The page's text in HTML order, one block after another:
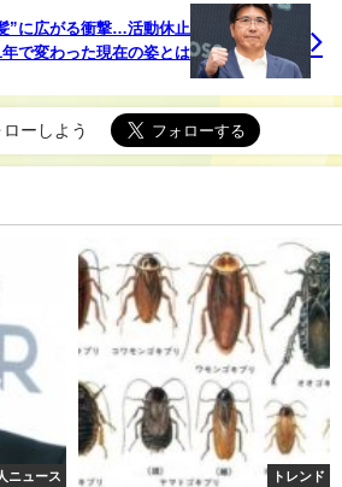
”に広がる衝撃…活動休止
年で変わった現在の姿とは
ーしよう
ニュース トレンド